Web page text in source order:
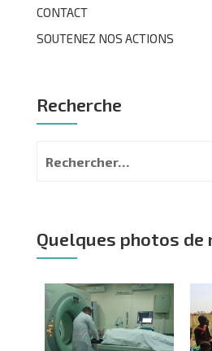
CONTACT
SOUTENEZ NOS ACTIONS
Recherche
Quelques photos de